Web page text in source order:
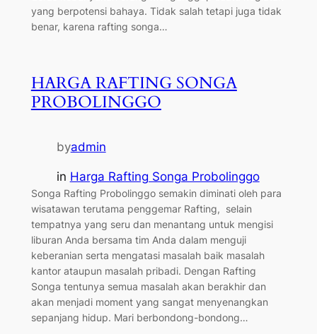
yang berpotensi bahaya. Tidak salah tetapi juga tidak
benar, karena rafting songa…
HARGA RAFTING SONGA
PROBOLINGGO
byadmin
in Harga Rafting Songa Probolinggo
Songa Rafting Probolinggo semakin diminati oleh para
wisatawan terutama penggemar Rafting, selain
tempatnya yang seru dan menantang untuk mengisi
liburan Anda bersama tim Anda dalam menguji
keberanian serta mengatasi masalah baik masalah
kantor ataupun masalah pribadi. Dengan Rafting
Songa tentunya semua masalah akan berakhir dan
akan menjadi moment yang sangat menyenangkan
sepanjang hidup. Mari berbondong-bondong…